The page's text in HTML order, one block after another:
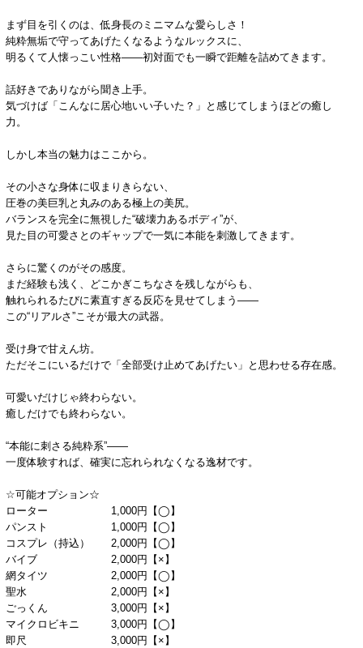
まず目を引くのは、低身長のミニマムな愛らしさ！
純粋無垢で守ってあげたくなるようなルックスに、
明るくて人懐っこい性格――初対面でも一瞬で距離を詰めてきます。
話好きでありながら聞き上手。
気づけば「こんなに居心地いい子いた？」と感じてしまうほどの癒し
力。
しかし本当の魅力はここから。
その小さな身体に収まりきらない、
圧巻の美巨乳と丸みのある極上の美尻。
バランスを完全に無視した“破壊力あるボディ”が、
見た目の可愛さとのギャップで一気に本能を刺激してきます。
さらに驚くのがその感度。
まだ経験も浅く、どこかぎこちなさを残しながらも、
触れられるたびに素直すぎる反応を見せてしまう――
この“リアルさ”こそが最大の武器。
受け身で甘えん坊。
ただそこにいるだけで「全部受け止めてあげたい」と思わせる存在感。
可愛いだけじゃ終わらない。
癒しだけでも終わらない。
“本能に刺さる純粋系”――
一度体験すれば、確実に忘れられなくなる逸材です。
☆可能オプション☆
ローター 1,000円【◯】
パンスト 1,000円【◯】
コスプレ（持込） 2,000円【◯】
バイブ 2,000円【×】
網タイツ 2,000円【◯】
聖水 2,000円【×】
ごっくん 3,000円【×】
マイクロビキニ 3,000円【◯】
即尺 3,000円【×】